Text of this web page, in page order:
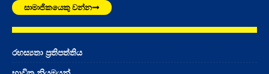
සාමාජිකයෙකු වන්න
රහස්‍යතා ප්‍රතිපත්තිය